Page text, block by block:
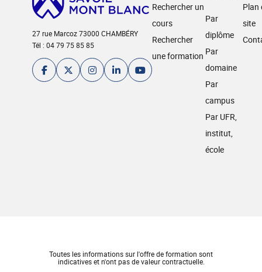
27 rue Marcoz 73000 CHAMBÉRY
Tél : 04 79 75 85 85
Rechercher un
cours
Rechercher
une formation
Par
diplôme
Par
domaine
Par
campus
Par UFR,
institut,
école
Plan
site
Toutes les informations sur l'offre de formation sont
indicatives et n'ont pas de valeur contractuelle.